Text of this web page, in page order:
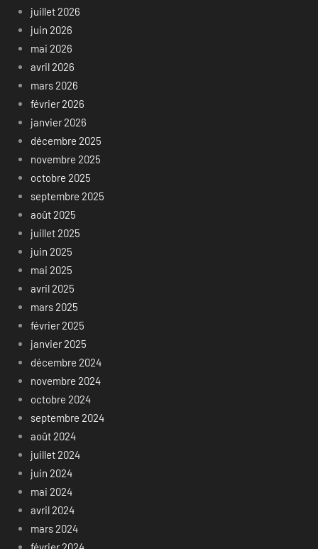
juillet 2026
juin 2026
mai 2026
avril 2026
mars 2026
février 2026
janvier 2026
décembre 2025
novembre 2025
octobre 2025
septembre 2025
août 2025
juillet 2025
juin 2025
mai 2025
avril 2025
mars 2025
février 2025
janvier 2025
décembre 2024
novembre 2024
octobre 2024
septembre 2024
août 2024
juillet 2024
juin 2024
mai 2024
avril 2024
mars 2024